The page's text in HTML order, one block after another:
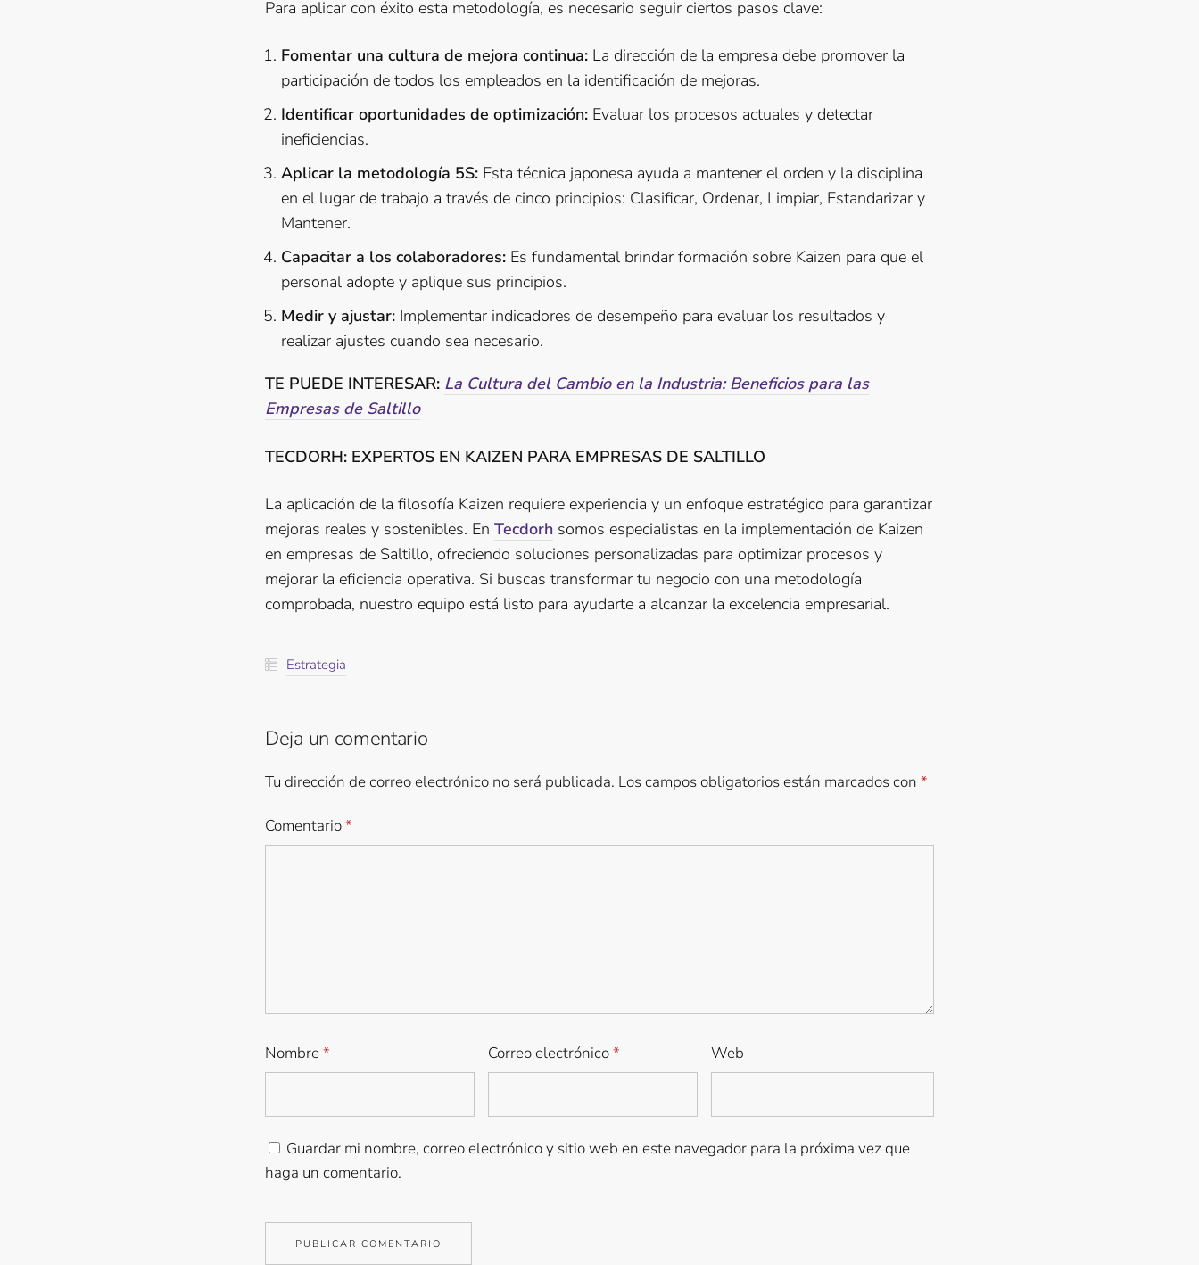
Para aplicar con éxito esta metodología, es necesario seguir ciertos pasos clave:
Fomentar una cultura de mejora continua: La dirección de la empresa debe promover la
participación de todos los empleados en la identificación de mejoras.
Identificar oportunidades de optimización: Evaluar los procesos actuales y detectar
ineficiencias.
Aplicar la metodología 5S: Esta técnica japonesa ayuda a mantener el orden y la disciplina
en el lugar de trabajo a través de cinco principios: Clasificar, Ordenar, Limpiar, Estandarizar y
Mantener.
Capacitar a los colaboradores: Es fundamental brindar formación sobre Kaizen para que el
personal adopte y aplique sus principios.
Medir y ajustar: Implementar indicadores de desempeño para evaluar los resultados y
realizar ajustes cuando sea necesario.
TE PUEDE INTERESAR: La Cultura del Cambio en la Industria: Beneficios para las
Empresas de Saltillo
TECDORH: EXPERTOS EN KAIZEN PARA EMPRESAS DE SALTILLO
La aplicación de la filosofía Kaizen requiere experiencia y un enfoque estratégico para garantizar
mejoras reales y sostenibles. En Tecdorh somos especialistas en la implementación de Kaizen
en empresas de Saltillo, ofreciendo soluciones personalizadas para optimizar procesos y
mejorar la eficiencia operativa. Si buscas transformar tu negocio con una metodología
comprobada, nuestro equipo está listo para ayudarte a alcanzar la excelencia empresarial.
Estrategia
Deja un comentario
Tu dirección de correo electrónico no será publicada. Los campos obligatorios están marcados con *
Comentario*
Nombre* Correo electrónico* Web
Guardar mi nombre, correo electrónico y sitio web en este navegador para la próxima vez que
haga un comentario.